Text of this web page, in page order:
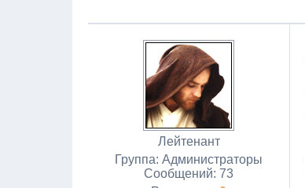
Лейтенант
Группа: Администраторы
Сообщений: 73